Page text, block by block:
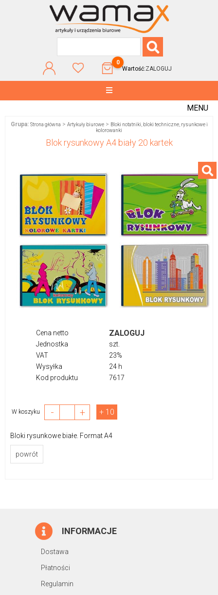
0
Wartość:ZALOGUJ
MENU
Grupa: Strona główna > Artykuły biurowe> Bloki notatniki, bloki techniczne, rysunkowe i
kolorowanki
Blok rysunkowy A4 biały 20 kartek
Cena netto ZALOGUJ
Jednostka
szt.
VAT
23%
Wysyłka
24 h
Kod produktu
7617
W koszyku - + + 10
Bloki rysunkowe białe. Format A4
powrót
INFORMACJE
Dostawa
Płatności
Regulamin